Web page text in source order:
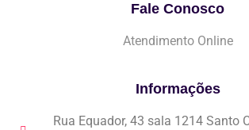
Fale Conosco
Atendimento Online
Informações
Rua Equador, 43 sala 1214 Santo